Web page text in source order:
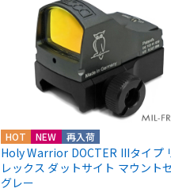
HOT NEW 再入荷
Holy Warrior DOCTER IIIタイプ
レックス ダットサイト マウント
グレー